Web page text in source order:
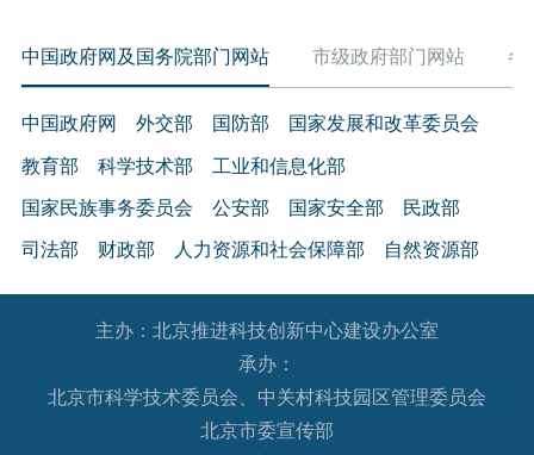
中国政府网及国务院部门网站 市级政府部门网站 各
中国政府网 外交部 国防部 国家发展和改革委员会
教育部 科学技术部 工业和信息化部
国家民族事务委员会 公安部 国家安全部 民政部
司法部 财政部 人力资源和社会保障部 自然资源部
生态环境部 住房和城乡建设部 交通运输部 水利部
农业农村部 商务部 文化和旅游部
退役军人事务部
国家语言文字工作委员会
主办：北京推进科技创新中心建设办公室
承办：
北京市科学技术委员会、中关村科技园区管理委员会
北京市委宣传部